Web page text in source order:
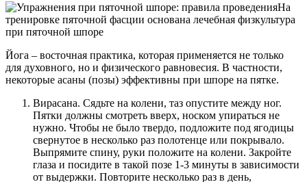
На
тренировке пяточной фасции основана лечебная физкультура
при пяточной шпоре
Йога – восточная практика, которая применяется не только
для духовного, но и физического равновесия. В частности,
некоторые асаны (позы) эффективны при шпоре на пятке.
Вирасана. Сядьте на колени, таз опустите между ног.
Пятки должны смотреть вверх, носком упираться не
нужно. Чтобы не было твердо, подложите под ягодицы
свернутое в несколько раз полотенце или покрывало.
Выпрямите спину, руки положите на колени. Закройте
глаза и посидите в такой позе 1-3 минуты в зависимости
от выдержки. Повторите несколько раз в день,